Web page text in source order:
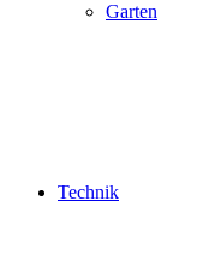
Garten
Technik